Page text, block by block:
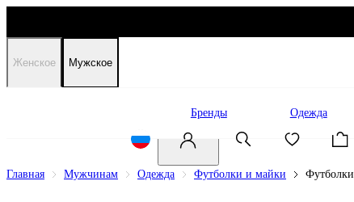
Женское Мужское
Бренды Одежда
Главная Мужчинам Одежда Футболки и майки Футболки